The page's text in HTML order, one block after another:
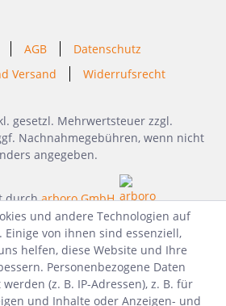
AGB
Datenschutz
Versand
Widerrufsrecht
gesetzl. Mehrwertsteuer zzgl.
Nachnahmegebühren, wenn nicht
angegeben.
durcharboro GmbH
und andere Technologien auf
Einige von ihnen sind essenziell,
helfen, diese Website und Ihre
Personenbezogene Daten
(z. B. IP-Adressen), z. B. für
und Inhalte oder Anzeigen- und